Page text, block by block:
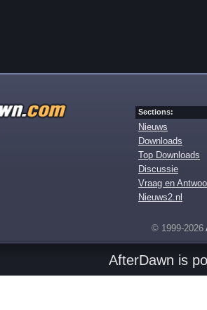
Sections:
Nieuws
Downloads
Top Downloads
Discussie
Vraag en
Nieuws2.nl
© 1999-2026
AfterDawn is